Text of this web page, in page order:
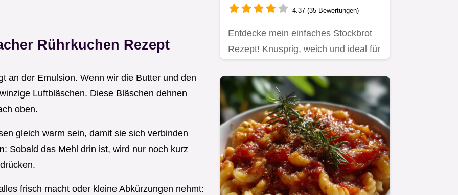
Rührkuchen Rezept
an der Emulsion. Wenn wir die Butter und den
Luftbläschen. Diese Bläschen dehnen
oben.
gleich warm sein, damit sie sich verbinden
: Sobald das Mehl drin ist, wird nur noch kurz
frisch macht oder kleine Abkürzungen nehmt:
4.37 (35 Bewertungen)
Entdecke mein einfaches Stockbrot
Rezept! Knusprig, weich und ideal für